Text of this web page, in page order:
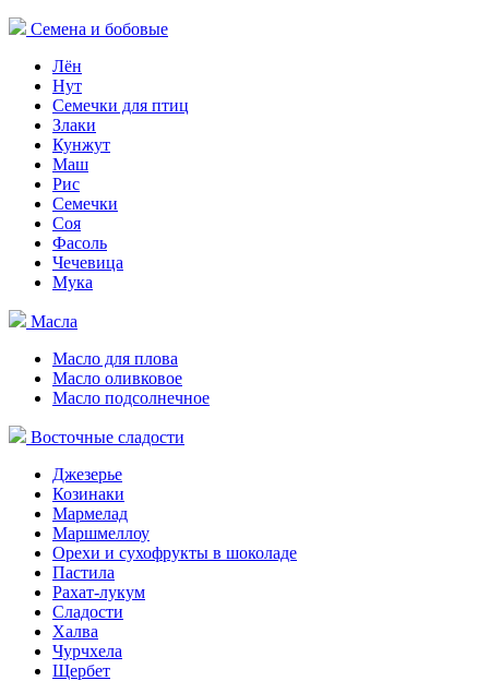
Семена и бобовые
Лён
Нут
Семечки для птиц
Злаки
Кунжут
Маш
Рис
Семечки
Соя
Фасоль
Чечевица
Мука
Масла
Масло для плова
Масло оливковое
Масло подсолнечное
Восточные сладости
Джезерье
Козинаки
Мармелад
Маршмеллоу
Орехи и сухофрукты в шоколаде
Пастила
Рахат-лукум
Сладости
Халва
Чурчхела
Щербет